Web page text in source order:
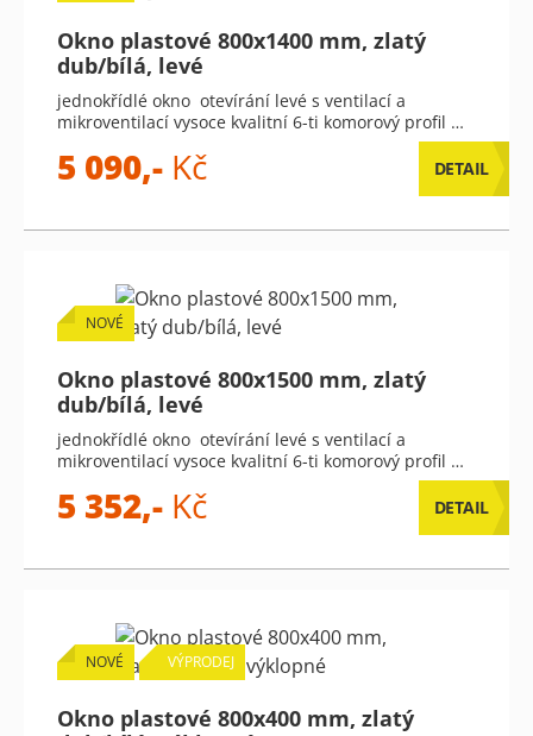
Okno plastové 800x1400 mm, zlatý
dub/bílá, levé
jednokřídlé okno otevírání levé s ventilací a
mikroventilací vysoce kvalitní 6-ti komorový profil …
5 090,- Kč DETAIL
NOVÉ
Okno plastové 800x1500 mm, zlatý
dub/bílá, levé
jednokřídlé okno otevírání levé s ventilací a
mikroventilací vysoce kvalitní 6-ti komorový profil …
5 352,- Kč DETAIL
NOVÉ VÝPRODEJ
Okno plastové 800x400 mm, zlatý